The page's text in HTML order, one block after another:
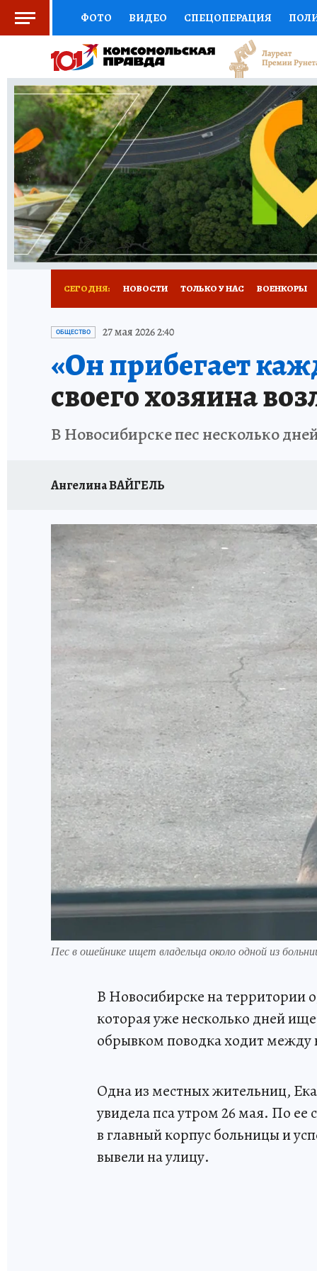
ФОТО ВИДЕО СПЕЦОПЕРАЦИЯ
СОЦПОДДЕРЖКА НАУКА
НАЦИОНАЛЬНЫЕ ПРОЕКТЫ РОССИИ
ЖЕНСКИЕ СЕКРЕТЫ ПУТЕВОДИТЕЛЬ
ДЕФИЦИТ ЖЕЛЕЗА ПРЕСС-ЦЕНТР
РЕКЛАМА ТЕСТЫ НОВОЕ НА САЙТЕ
СЕГОДНЯ: НОВОСТИ ТОЛЬКО У НАС ВОЕНКОРЫ
ОТДЫХ В РОССИИ
ОБЩЕСТВО 27 мая 2026 2:40
«Он прибегает
своего хозяина
В Новосибирске пес несколько
Ангелина ВАЙГЕЛЬ
Пес в ошейнике ищет владельца около одной из
В Новосибирске на территории
которая уже несколько дней
обрывком поводка ходит между
Одна из местных жительниц,
увидела пса утром 26 мая. По ее
в главный корпус больницы и
вывели на улицу.